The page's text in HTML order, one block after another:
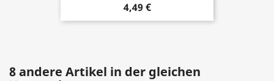
4,49 €
8 andere Artikel in der gleichen